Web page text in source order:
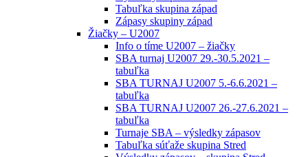
Tabuľka skupina západ
Zápasy skupiny západ
Žiačky – U2007
Info o tíme U2007 – žiačky
SBA turnaj U2007 29.-30.5.2021 –
tabuľka
SBA TURNAJ U2007 5.-6.6.2021 –
tabuľka
SBA TURNAJ U2007 26.-27.6.2021 –
tabuľka
Turnaje SBA – výsledky zápasov
Tabuľka súťaže skupina Stred